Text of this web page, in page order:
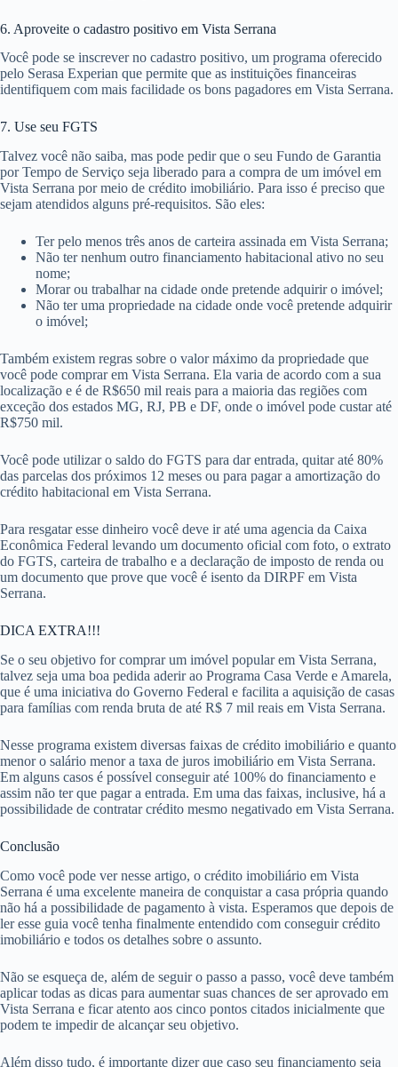
6. Aproveite o cadastro positivo em Vista Serrana
Você pode se inscrever no cadastro positivo, um programa oferecido
pelo Serasa Experian que permite que as instituições financeiras
identifiquem com mais facilidade os bons pagadores em Vista Serrana.
7. Use seu FGTS
Talvez você não saiba, mas pode pedir que o seu Fundo de Garantia
por Tempo de Serviço seja liberado para a compra de um imóvel em
Vista Serrana por meio de crédito imobiliário. Para isso é preciso que
sejam atendidos alguns pré-requisitos. São eles:
Ter pelo menos três anos de carteira assinada em Vista Serrana;
Não ter nenhum outro financiamento habitacional ativo no seu
nome;
Morar ou trabalhar na cidade onde pretende adquirir o imóvel;
Não ter uma propriedade na cidade onde você pretende adquirir
o imóvel;
Também existem regras sobre o valor máximo da propriedade que
você pode comprar em Vista Serrana. Ela varia de acordo com a sua
localização e é de R$650 mil reais para a maioria das regiões com
exceção dos estados MG, RJ, PB e DF, onde o imóvel pode custar até
R$750 mil.
Você pode utilizar o saldo do FGTS para dar entrada, quitar até 80%
das parcelas dos próximos 12 meses ou para pagar a amortização do
crédito habitacional em Vista Serrana.
Para resgatar esse dinheiro você deve ir até uma agencia da Caixa
Econômica Federal levando um documento oficial com foto, o extrato
do FGTS, carteira de trabalho e a declaração de imposto de renda ou
um documento que prove que você é isento da DIRPF em Vista
Serrana.
DICA EXTRA!!!
Se o seu objetivo for comprar um imóvel popular em Vista Serrana,
talvez seja uma boa pedida aderir ao Programa Casa Verde e Amarela,
que é uma iniciativa do Governo Federal e facilita a aquisição de casas
para famílias com renda bruta de até R$ 7 mil reais em Vista Serrana.
Nesse programa existem diversas faixas de crédito imobiliário e quanto
menor o salário menor a taxa de juros imobiliário em Vista Serrana.
Em alguns casos é possível conseguir até 100% do financiamento e
assim não ter que pagar a entrada. Em uma das faixas, inclusive, há a
possibilidade de contratar crédito mesmo negativado em Vista Serrana.
Conclusão
Como você pode ver nesse artigo, o crédito imobiliário em Vista
Serrana é uma excelente maneira de conquistar a casa própria quando
não há a possibilidade de pagamento à vista. Esperamos que depois de
ler esse guia você tenha finalmente entendido com conseguir crédito
imobiliário e todos os detalhes sobre o assunto.
Não se esqueça de, além de seguir o passo a passo, você deve também
aplicar todas as dicas para aumentar suas chances de ser aprovado em
Vista Serrana e ficar atento aos cinco pontos citados inicialmente que
podem te impedir de alcançar seu objetivo.
Além disso tudo, é importante dizer que caso seu financiamento seja